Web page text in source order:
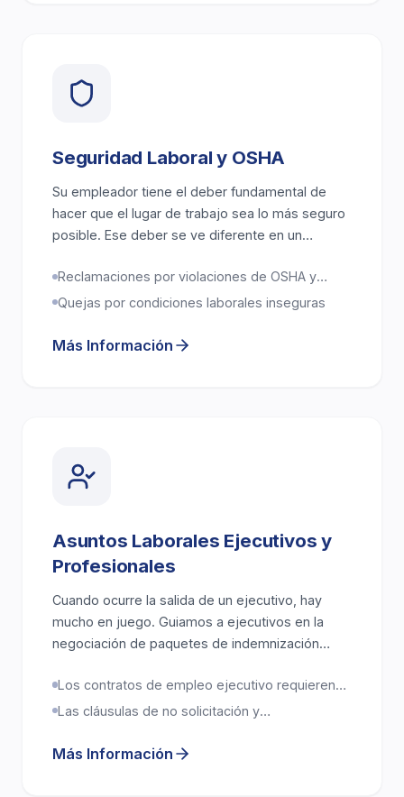
Seguridad Laboral y OSHA
Su empleador tiene el deber fundamental de
hacer que el lugar de trabajo sea lo más seguro
posible. Ese deber se ve diferente en un
sitio de construcción.
Reclamaciones por violaciones de OSHA y
protecciones para denunciantes
Quejas por condiciones laborales inseguras
Más Información
Asuntos Laborales Ejecutivos y
Profesionales
Cuando ocurre la salida de un ejecutivo, hay
mucho en juego. Guiamos a ejecutivos en la
negociación de paquetes de indemnización
adquiridas, el cumplimiento de obligaciones
post-empleo y el manejo de consideraciones
Los contratos de empleo ejecutivo requieren
negociación cuidadosa y revisión legal
Las cláusulas de no solicitación y
aplicabilidad en California
Más Información